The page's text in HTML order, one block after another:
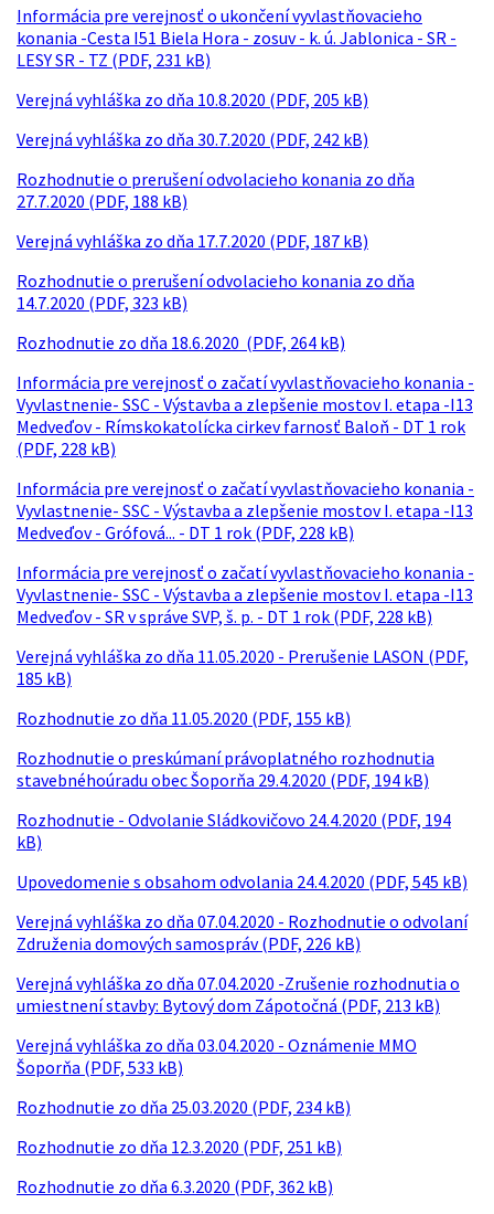
Informácia pre verejnosť o ukončení vyvlastňovacieho
konania -Cesta I51 Biela Hora - zosuv - k. ú. Jablonica - SR -
LESY SR - TZ (PDF, 231 kB)
Verejná vyhláška zo dňa 10.8.2020 (PDF, 205 kB)
Verejná vyhláška zo dňa 30.7.2020 (PDF, 242 kB)
Rozhodnutie o prerušení odvolacieho konania zo dňa
27.7.2020 (PDF, 188 kB)
Verejná vyhláška zo dňa 17.7.2020 (PDF, 187 kB)
Rozhodnutie o prerušení odvolacieho konania zo dňa
14.7.2020 (PDF, 323 kB)
Rozhodnutie zo dňa 18.6.2020 (PDF, 264 kB)
Informácia pre verejnosť o začatí vyvlastňovacieho konania -
Vyvlastnenie- SSC - Výstavba a zlepšenie mostov I. etapa -I13
Medveďov - Rímskokatolícka cirkev farnosť Baloň - DT 1 rok
(PDF, 228 kB)
Informácia pre verejnosť o začatí vyvlastňovacieho konania -
Vyvlastnenie- SSC - Výstavba a zlepšenie mostov I. etapa -I13
Medveďov - Grófová... - DT 1 rok (PDF, 228 kB)
Informácia pre verejnosť o začatí vyvlastňovacieho konania -
Vyvlastnenie- SSC - Výstavba a zlepšenie mostov I. etapa -I13
Medveďov - SR v správe SVP, š. p. - DT 1 rok (PDF, 228 kB)
Verejná vyhláška zo dňa 11.05.2020 - Prerušenie LASON (PDF,
185 kB)
Rozhodnutie zo dňa 11.05.2020 (PDF, 155 kB)
Rozhodnutie o preskúmaní právoplatného rozhodnutia
stavebnéhoúradu obec Šoporňa 29.4.2020 (PDF, 194 kB)
Rozhodnutie - Odvolanie Sládkovičovo 24.4.2020 (PDF, 194
kB)
Upovedomenie s obsahom odvolania 24.4.2020 (PDF, 545 kB)
Verejná vyhláška zo dňa 07.04.2020 - Rozhodnutie o odvolaní
Združenia domových samospráv (PDF, 226 kB)
Verejná vyhláška zo dňa 07.04.2020 -Zrušenie rozhodnutia o
umiestnení stavby: Bytový dom Zápotočná (PDF, 213 kB)
Verejná vyhláška zo dňa 03.04.2020 - Oznámenie MMO
Šoporňa (PDF, 533 kB)
Rozhodnutie zo dňa 25.03.2020 (PDF, 234 kB)
Rozhodnutie zo dňa 12.3.2020 (PDF, 251 kB)
Rozhodnutie zo dňa 6.3.2020 (PDF, 362 kB)